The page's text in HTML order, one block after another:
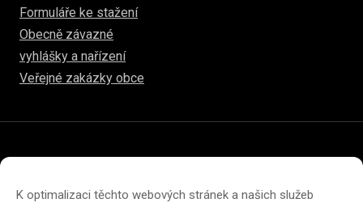
K optimalizaci těchto webových stránek a našich služeb
Formuláře ke stažení
Obecně závazné
vyhlášky a nařízení
Veřejné zakázky obce
Prohlášení o přístupnosti
Prohlášení o ochraně soukromí